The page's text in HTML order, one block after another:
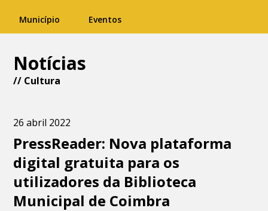
Município Eventos
Notícias
// Cultura
26 abril 2022
PressReader: Nova plataforma
digital gratuita para os
utilizadores da Biblioteca
Municipal de Coimbra